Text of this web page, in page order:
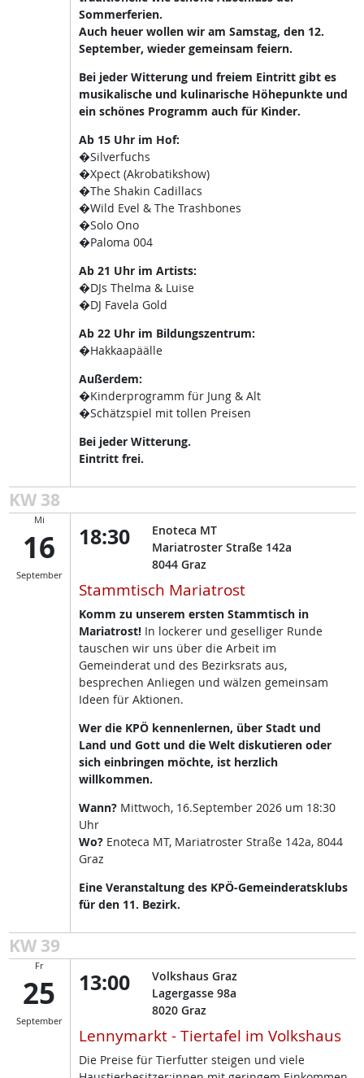
Sommerferien.
Auch heuer wollen wir am Samstag, den 12.
September, wieder gemeinsam feiern.
Bei jeder Witterung und freiem Eintritt gibt es
musikalische und kulinarische Höhepunkte und
ein schönes Programm auch für Kinder.
Ab 15 Uhr im Hof:
�Silverfuchs
�Xpect (Akrobatikshow)
�The Shakin Cadillacs
�Wild Evel & The Trashbones
�Solo Ono
�Paloma 004
Ab 21 Uhr im Artists:
�DJs Thelma & Luise
�DJ Favela Gold
Ab 22 Uhr im Bildungszentrum:
�Hakkaapäälle
Außerdem:
�Kinderprogramm für Jung & Alt
�Schätzspiel mit tollen Preisen
Bei jeder Witterung.
Eintritt frei.
KW 38
Mi
16
September
18:30
Enoteca MT
Mariatroster Straße 142a
8044 Graz
Stammtisch Mariatrost
Komm zu unserem ersten Stammtisch in
Mariatrost!In lockerer und geselliger Runde
tauschen wir uns über die Arbeit im
Gemeinderat und des Bezirksrats aus,
besprechen Anliegen und wälzen gemeinsam
Ideen für Aktionen.
Wer die KPÖ kennenlernen, über Stadt und
Land und Gott und die Welt diskutieren oder
sich einbringen möchte, ist herzlich
willkommen.
Wann?Mittwoch, 16.September 2026 um 18:30
Uhr
Wo?Enoteca MT, Mariatroster Straße 142a, 8044
Graz
Eine Veranstaltung des KPÖ-Gemeinderatsklubs
für den 11. Bezirk.
KW 39
Fr
25
September
13:00
Volkshaus Graz
Lagergasse 98a
8020 Graz
Lennymarkt - Tiertafel im Volkshaus
Die Preise für Tierfutter steigen und viele